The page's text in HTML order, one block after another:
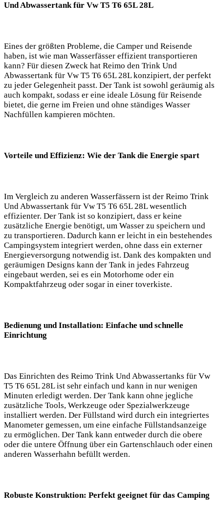
Und Abwassertank für Vw T5 T6 65L 28L
Eines der größten Probleme, die Camper und Reisende
haben, ist wie man Wasserfässer effizient transportieren
kann? Für diesen Zweck hat Reimo den Trink Und
Abwassertank für Vw T5 T6 65L 28L konzipiert, der perfekt
zu jeder Gelegenheit passt. Der Tank ist sowohl geräumig als
auch kompakt, sodass er eine ideale Lösung für Reisende
bietet, die gerne im Freien und ohne ständiges Wasser
Nachfüllen kampieren möchten.
Vorteile und Effizienz: Wie der Tank die Energie spart
Im Vergleich zu anderen Wasserfässern ist der Reimo Trink
Und Abwassertank für Vw T5 T6 65L 28L wesentlich
effizienter. Der Tank ist so konzipiert, dass er keine
zusätzliche Energie benötigt, um Wasser zu speichern und
zu transportieren. Dadurch kann er leicht in ein bestehendes
Campingsystem integriert werden, ohne dass ein externer
Energieversorgung notwendig ist. Dank des kompakten und
geräumigen Designs kann der Tank in jedes Fahrzeug
eingebaut werden, sei es ein Motorhome oder ein
Kompaktfahrzeug oder sogar in einer toverkiste.
Bedienung und Installation: Einfache und schnelle
Einrichtung
Das Einrichten des Reimo Trink Und Abwassertanks für Vw
T5 T6 65L 28L ist sehr einfach und kann in nur wenigen
Minuten erledigt werden. Der Tank kann ohne jegliche
zusätzliche Tools, Werkzeuge oder Spezialwerkzeuge
installiert werden. Der Füllstand wird durch ein integriertes
Manometer gemessen, um eine einfache Füllstandsanzeige
zu ermöglichen. Der Tank kann entweder durch die obere
oder die untere Öffnung über ein Gartenschlauch oder einen
anderen Wasserhahn befüllt werden.
Robuste Konstruktion: Perfekt geeignet für das Camping